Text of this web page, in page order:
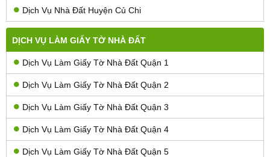
Dịch Vụ Nhà Đất Huyện Củ Chi
DỊCH VỤ LÀM GIẤY TỜ NHÀ ĐẤT
Dịch Vụ Làm Giấy Tờ Nhà Đất Quận 1
Dịch Vụ Làm Giấy Tờ Nhà Đất Quận 2
Dịch Vụ Làm Giấy Tờ Nhà Đất Quận 3
Dịch Vụ Làm Giấy Tờ Nhà Đất Quận 4
Dịch Vụ Làm Giấy Tờ Nhà Đất Quận 5